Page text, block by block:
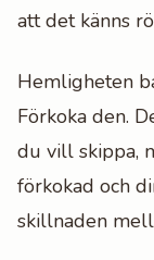
att det känns
Hemligheten
Förkoka den.
du vill skippa,
förkokad och
skillnaden